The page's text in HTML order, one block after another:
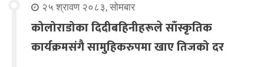
२५ श्रावण २०८३, सोमबार
कोलोराडोका दिदीबहिनीहरूले साँस्कृतिक
कार्यक्रमसंगै सामुहिकरुपमा खाए तिजको दर